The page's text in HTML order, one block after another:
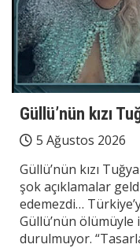
Güllü’nün kızı
5 Ağustos 2026
Güllü’nün kızı
şok açıklamalar
edemezdi…
Güllü’nün
durulmuyor.